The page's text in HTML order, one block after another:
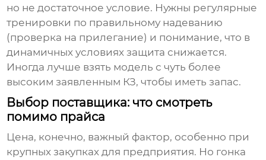
но не достаточное условие. Нужны регулярные
тренировки по правильному надеванию
(проверка на прилегание) и понимание, что в
динамичных условиях защита снижается.
Иногда лучше взять модель с чуть более
высоким заявленным КЗ, чтобы иметь запас.
Выбор поставщика: что смотреть
помимо прайса
Цена, конечно, важный фактор, особенно при
крупных закупках для предприятия. Но гонка